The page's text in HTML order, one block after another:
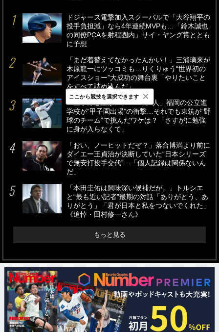
ドジャース電撃加入スクーバルで「大谷翔平の
投手負担減」なら4年連続MVPも…「鈴木誠也
の同僚PCAを射程圏内」サイ・ヤング賞ととも
に予想
「まだ着替えてなかったんかい！」三浦璃来が
木原龍一にツッコミも…りくりゅう“世界初の
アイスショー”大成功の舞台裏「やりたいこと
をすべて詰め込んだ」
「医学部志望がメンバーに4人」福岡の公立進
学校が“甲子園出場”の衝撃…それでも東筑が“野
球のチーム”で挑んだワケは？「さすがに勉強
に身が入らなくて」
「おい、ノーヒットだぞ？」落合博満より前に
ダイエー王貞治が決断していた“日本シリーズ
で無安打投手交代”…「個人記録は関係ないん
だ」
「本田圭佑は興味深い候補だが…」トルシエ
と“最も近い記者”最期の対話「ありがとう、あ
りがとう」「君が日本と私をつないでくれた」
《追悼・田村修一さん》
もっと見る
ここから競技を選択できます ×